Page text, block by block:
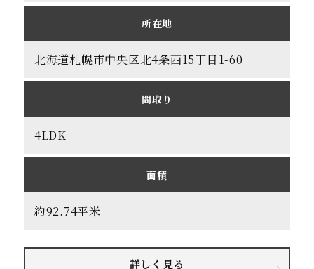
所在地
北海道札幌市中央区北4条西15丁目1-60
間取り
4LDK
面積
約92.74平米
詳しく見る